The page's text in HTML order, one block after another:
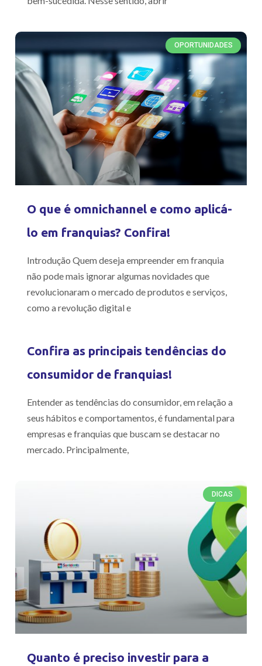
OPORTUNIDADES
O que é omnichannel e como aplicá-
lo em franquias? Confira!
Introdução Quem deseja empreender em franquia
não pode mais ignorar algumas novidades que
revolucionaram o mercado de produtos e serviços,
como a revolução digital e
Confira as principais tendências do
consumidor de franquias!
Entender as tendências do consumidor, em relação a
seus hábitos e comportamentos, é fundamental para
empresas e franquias que buscam se destacar no
mercado. Principalmente,
DICAS
Quanto é preciso investir para a